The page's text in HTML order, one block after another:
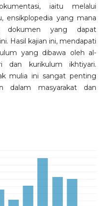
iaitu melalui
ensikplopedia yang mana
dokumen yang dapat
Hasil kajian ini, mendapati
yang dibawa oleh al-
dan kurikulum ikhtiyari.
mulia ini sangat penting
dalam masyarakat dan